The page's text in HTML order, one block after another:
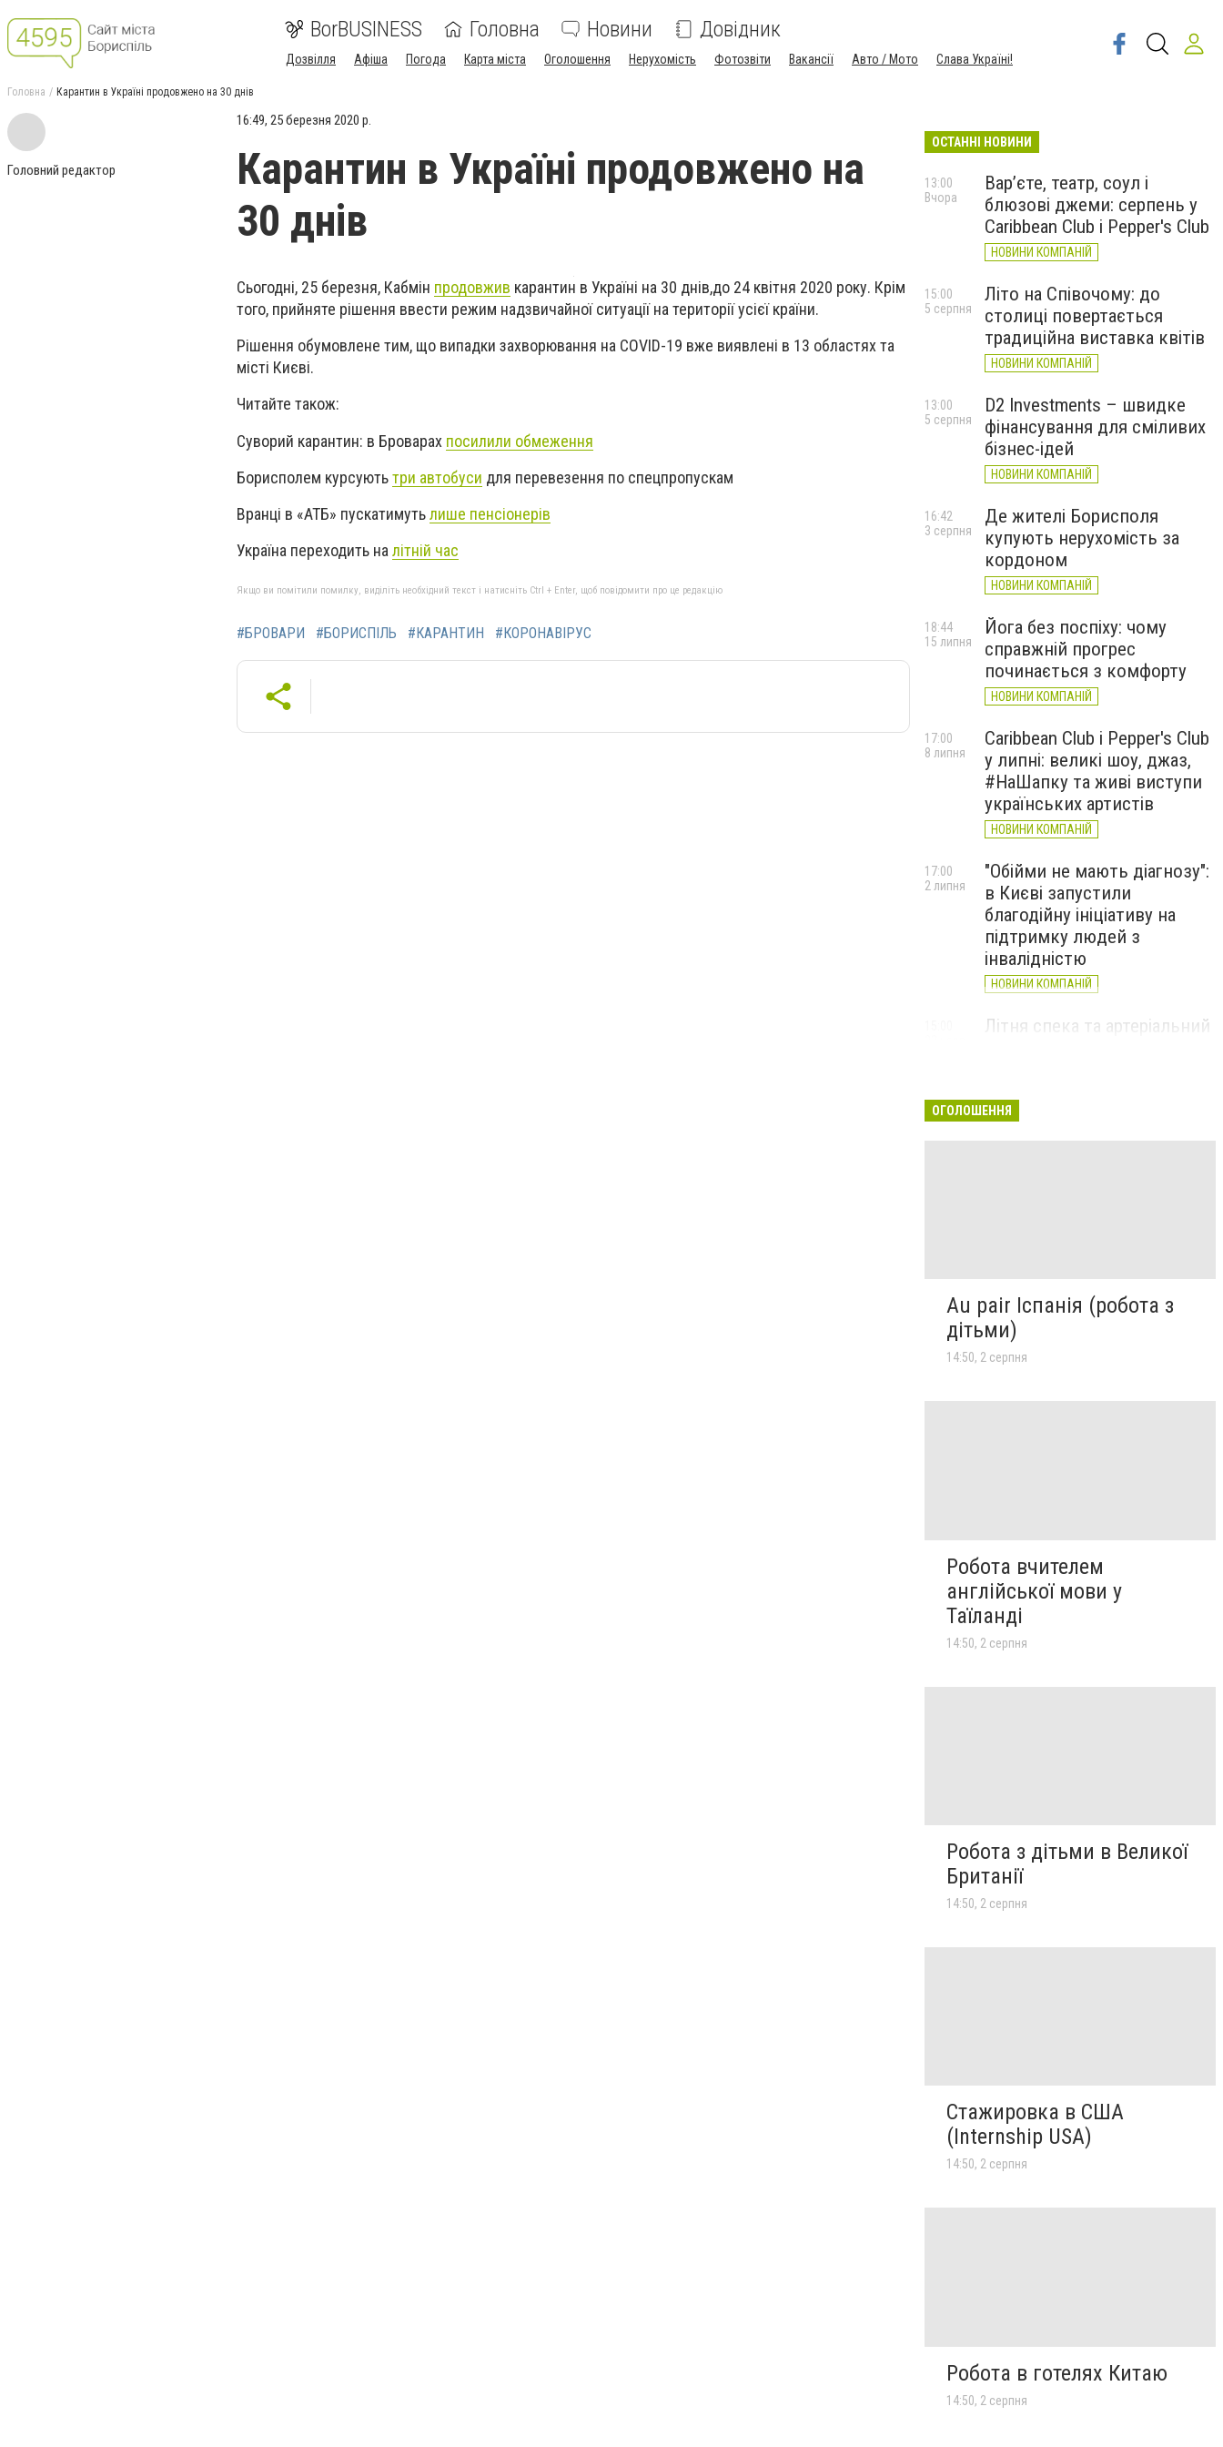
BorBUSINESS Головна Новини Довідник
Дозвілля Афіша Погода Карта міста Оголошення Нерухомість Фотозвіти Вакансії Авто / Мото Слава Україні!
Головна Карантин в Україні продовжено на 30 днів
Головний редактор
16:49, 25 березня 2020 р.
Карантин в Україні продовжено на
30 днів
Сьогодні, 25 березня, Кабмін продовжив карантин в Україні на 30 днів,до 24 квітня 2020 року. Крім
того, прийняте рішення ввести режим надзвичайної ситуації на території усієї країни.
Рішення обумовлене тим, що випадки захворювання на COVID-19 вже виявлені в 13 областях та
місті Києві.
Читайте також:
Суворий карантин: в Броварах посилили обмеження
Борисполем курсуютьтри автобуси для перевезення по спецпропускам
Вранці в «АТБ» пускатимутьлише пенсіонерів
Україна переходить на літній час
Якщо ви помітили помилку, виділіть необхідний текст і натисніть Ctrl + Enter, щоб повідомити про це редакцію
#БРОВАРИ #БОРИСПІЛЬ #КАРАНТИН #КОРОНАВІРУС
ОСТАННІ НОВИНИ
Вар’єте, театр, соул і
блюзові джеми: серпень у
Caribbean Club і Pepper's Club
НОВИНИ КОМПАНІЙ
13:00
Вчора
Літо на Співочому: до
столиці повертається
традиційна виставка квітів
НОВИНИ КОМПАНІЙ
15:00
5 серпня
D2 Investments – швидке
фінансування для сміливих
бізнес-ідей
НОВИНИ КОМПАНІЙ
13:00
5 серпня
Де жителі Борисполя
купують нерухомість за
кордоном
НОВИНИ КОМПАНІЙ
16:42
3 серпня
Йога без поспіху: чому
справжній прогрес
починається з комфорту
НОВИНИ КОМПАНІЙ
18:44
15 липня
Caribbean Club і Pepper's Club
у липні: великі шоу, джаз,
#НаШапку та живі виступи
українських артистів
НОВИНИ КОМПАНІЙ
17:00
8 липня
"Обійми не мають діагнозу":
в Києві запустили
благодійну ініціативу на
підтримку людей з
інвалідністю
НОВИНИ КОМПАНІЙ
17:00
2 липня
Літня спека та артеріальний
ОГОЛОШЕННЯ
Au pair Іспанія (робота з
дітьми)
14:50, 2 серпня
Робота вчителем
англійської мови у
Таїланді
14:50, 2 серпня
Робота з дітьми в Великої
Британії
14:50, 2 серпня
Стажировка в США
(Internship USA)
14:50, 2 серпня
Робота в готелях Китаю
14:50, 2 серпня